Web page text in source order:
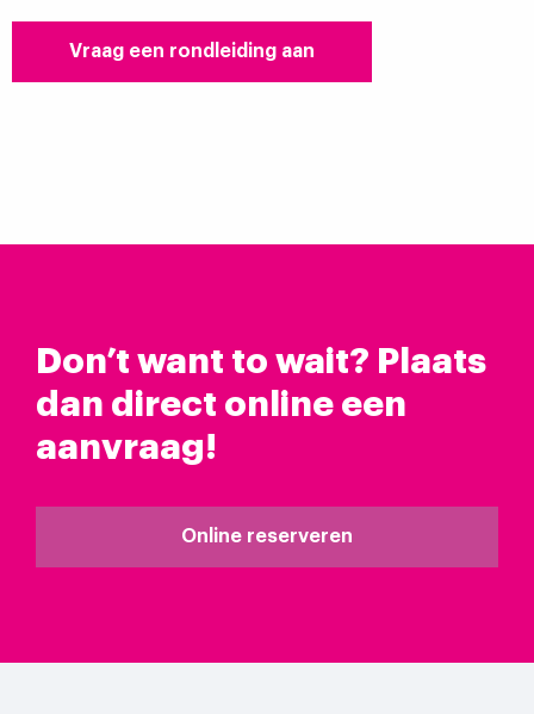
Vraag een rondleiding aan
Don’t want to wait? Plaats
dan direct online een
aanvraag!
Online reserveren